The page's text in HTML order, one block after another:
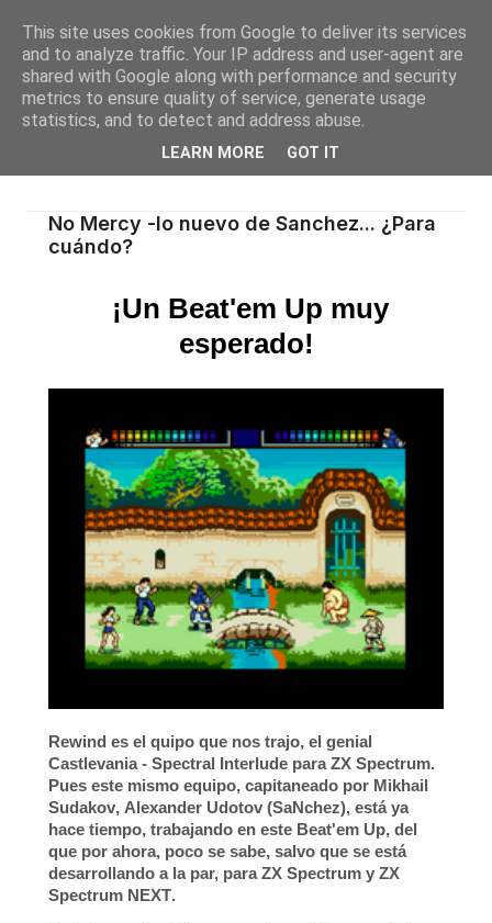
No Mercy -lo nuevo de Sanchez... ¿Para
cuándo?
¡Un Beat'em Up muy
esperado!
Rewind es el quipo que nos trajo, el genial
Castlevania - Spectral Interlude paraZX Spectrum.
Pues este mismo equipo, capitaneado por Mikhail
Sudakov, Alexander Udotov (SaNchez), está ya
hace tiempo, trabajando en este Beat'em Up, del
que por ahora, poco se sabe, salvo que se está
desarrollando a la par, paraZX Spectrum y ZX
Spectrum NEXT.
This site uses cookies from Google to deliver its services
and to analyze traffic. Your IP address and user-agent are
shared with Google along with performance and security
metrics to ensure quality of service, generate usage
statistics, and to detect and address abuse.
LEARN MORE GOT IT